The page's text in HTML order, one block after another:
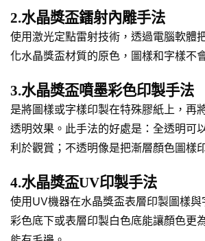
2.水晶獎盃鐳射內雕手法
使用激光定點雷射技術，透過電腦軟體
化水晶獎盃材質的原色，圖樣和字樣不
3.水晶獎盃噴墨彩色印製手法
是將圖樣或字樣印製在特殊膠紙上，再
透明效果。此手法的好處是：全透明可
利於觀賞；不透明像是把漸層顏色圖樣
4.水晶獎盃UV印製手法
使用UV機器在水晶獎盃表層印製圖樣
彩色底下或表層印製白色底能讓顏色更